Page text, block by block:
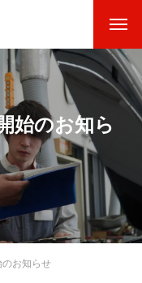
始のお知ら
お知らせ